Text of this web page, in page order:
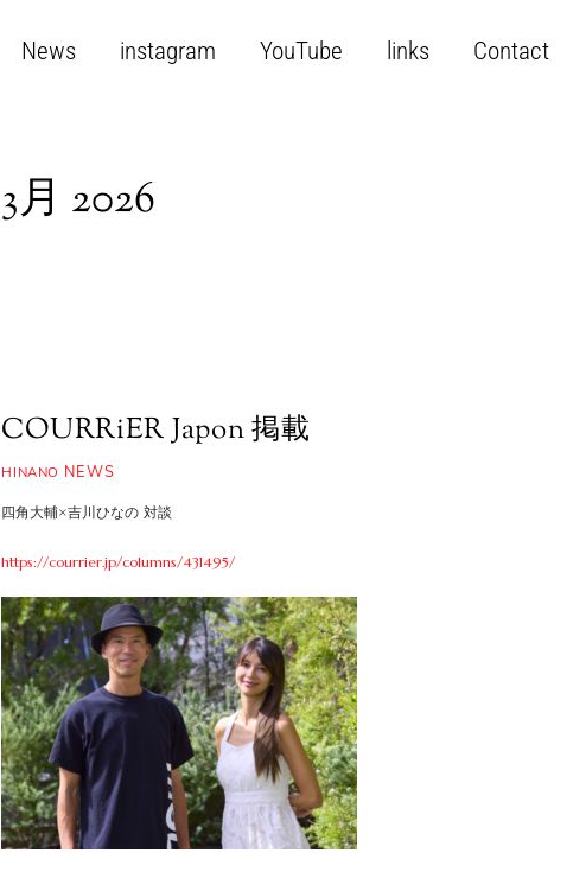
News instagram YouTube links Contact
3月 2026
COURRiER Japon 掲載
HINANO NEWS
四角大輔×吉川ひなの 対談
https://courrier.jp/columns/431495/